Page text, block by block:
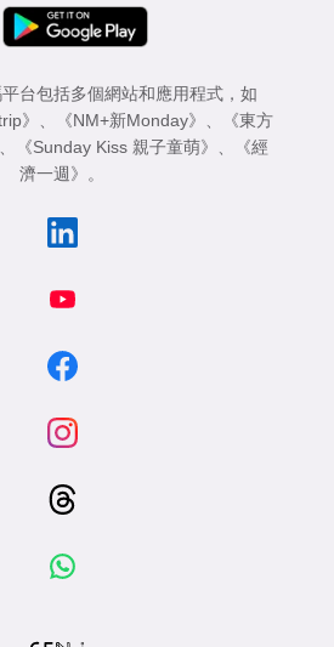
台包括多個網站和應用程式，如
》 、 《NM+新Monday》 、
《東方
、 《Sunday Kiss 親子童萌》 、
《經
濟一週》 。